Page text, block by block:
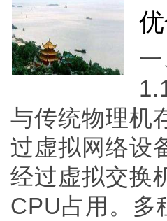
与传统物理机
过虚拟网络设
经过虚拟交换
CPU占用。多